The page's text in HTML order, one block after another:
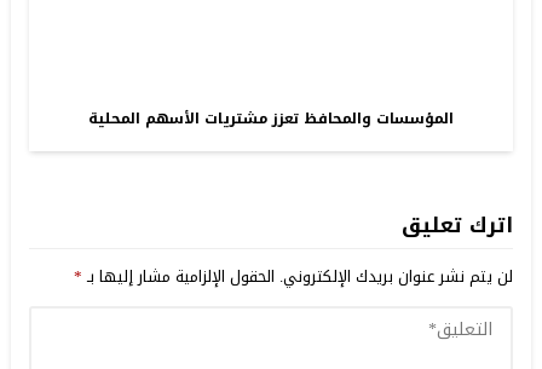
المؤسسات والمحافظ تعزز مشتريات الأسهم المحلية
اترك تعليق
لن يتم نشر عنوان بريدك الإلكتروني. الحقول الإلزامية مشار إليها بـ*